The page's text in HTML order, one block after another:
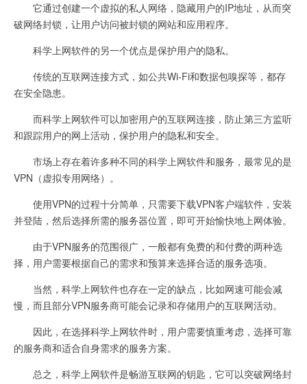
它通过创建一个虚拟的私人网络，隐藏用户的IP地址，从而突
破网络封锁，让用户访问被封锁的网站和应用程序。
科学上网软件的另一个优点是保护用户的隐私。
传统的互联网连接方式，如公共Wi-Fi和数据包嗅探等，都存
在安全隐患。
而科学上网软件可以加密用户的互联网连接，防止第三方监听
和跟踪用户的网上活动，保护用户的隐私和安全。
市场上存在着许多种不同的科学上网软件和服务，最常见的是
VPN（虚拟专用网络）。
使用VPN的过程十分简单，只需要下载VPN客户端软件，安装
并登陆，然后选择所需的服务器位置，即可开始愉快地上网体验。
由于VPN服务的范围很广，一般都有免费的和付费的两种选
择，用户需要根据自己的需求和预算来选择合适的服务选项。
当然，科学上网软件也存在一定的缺点，比如网速可能会减
慢，而且部分VPN服务商可能会记录和存储用户的互联网活动。
因此，在选择科学上网软件时，用户需要慎重考虑，选择可靠
的服务商和适合自身需求的服务方案。
总之，科学上网软件是畅游互联网的钥匙，它可以突破网络封